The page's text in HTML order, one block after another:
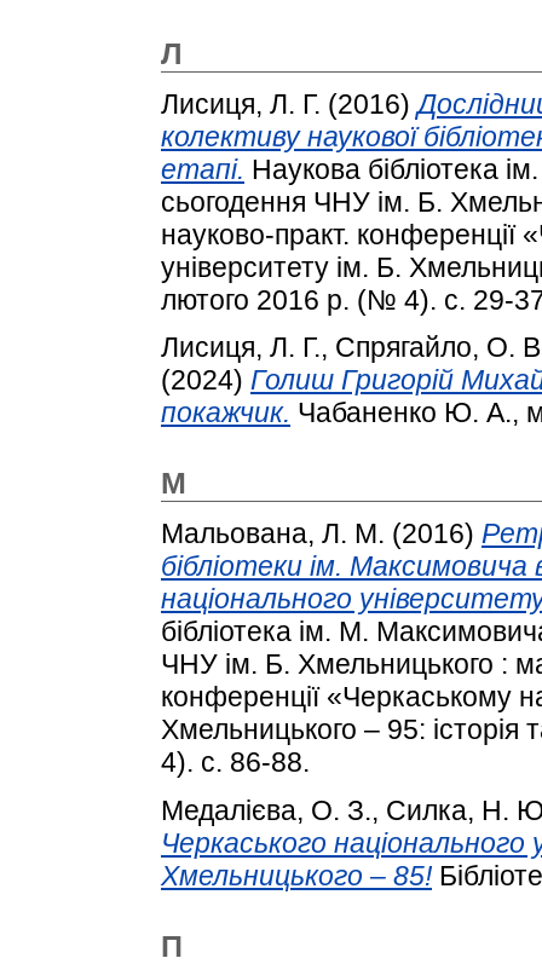
Л
Лисиця, Л. Г. (2016)
колективу наукової
етапі. Наукова бібліотека
сьогодення ЧНУ ім. Б.
науково-практ. конференції
університету ім. Б.
лютого 2016 р. (№ 4). с. 29-
Лисиця, Л. Г., Спрягайло, О.
(2024) Голиш Григорій
покажчик. Чабаненко Ю. А.,
М
Мальована, Л. М. (2016)
бібліотеки ім. Максимовича
національного
бібліотека ім. М.
ЧНУ ім. Б. Хмельницького :
конференції «Черкаському
Хмельницького – 95:
4). с. 86-88.
Медалієва, О. З., Силка, Н.
Черкаського національного
Хмельницького – 85!
П